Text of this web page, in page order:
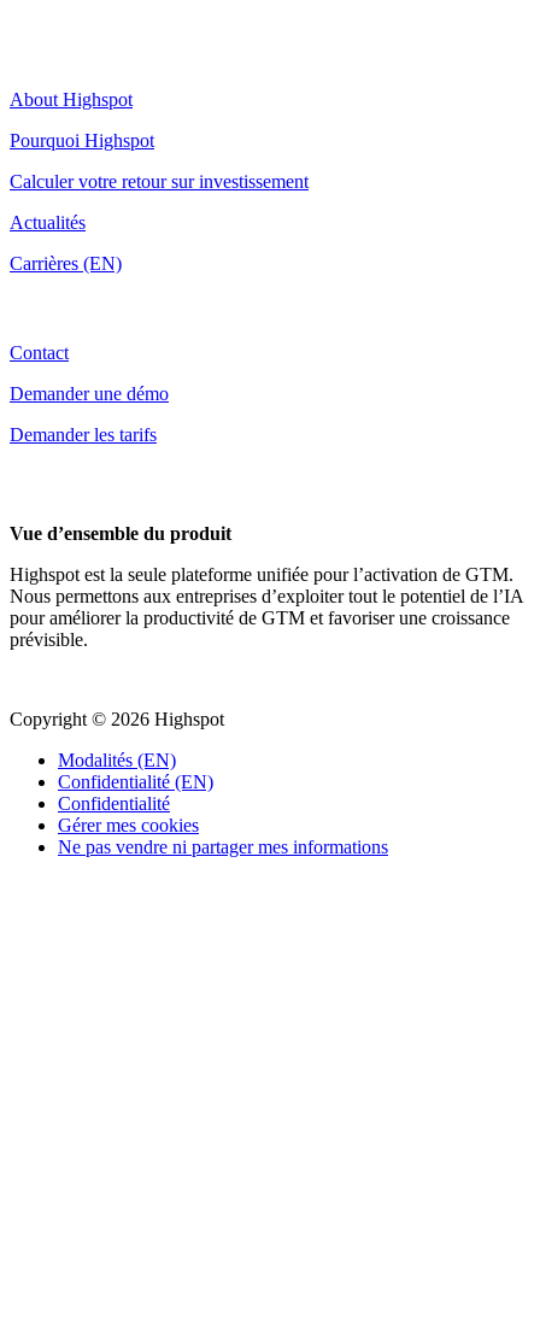
About Highspot
Pourquoi Highspot
Calculer votre retour sur investissement
Actualités
Carrières (EN)
Contact
Demander une démo
Demander les tarifs
Vue d’ensemble du produit
Highspot est la seule plateforme unifiée pour l’activation de GTM.
Nous permettons aux entreprises d’exploiter tout le potentiel de l’IA
pour améliorer la productivité de GTM et favoriser une croissance
prévisible.
Copyright © 2026 Highspot
Modalités (EN)
Confidentialité (EN)
Confidentialité
Gérer mes cookies
Ne pas vendre ni partager mes informations